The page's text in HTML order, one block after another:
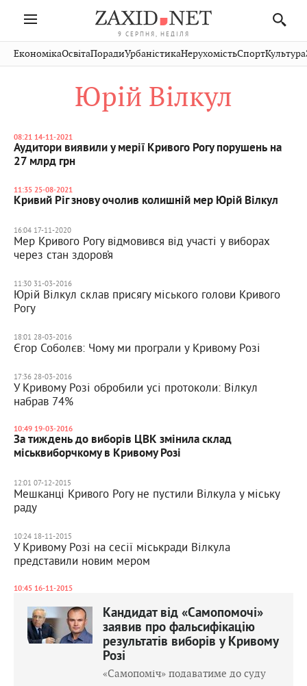
9 СЕРПНЯ, НЕДІЛЯ
Івано-
Франківськ
Волинь
Рівне
Чернівці
Стрий
Хмельницький
Публікації
Авто СловкоКультура
Кіно Дім Спорт
ЕкономікаОсвітаПорадиУрбаністикаНерухомістьСпортКультура
Юрій Вілкул
08:21 14-11-2021
Аудитори виявили у мерії Кривого Рогу порушень на
27 млрд грн
11:35 25-08-2021
Кривий Ріг знову очолив колишній мер Юрій Вілкул
16:04 17-11-2020
Мер Кривого Рогу відмовився від участі у виборах
через стан здоров’я
11:30 31-03-2016
Юрій Вілкул склав присягу міського голови Кривого
Рогу
18:01 28-03-2016
Єгор Соболєв: Чому ми програли у Кривому Розі
17:36 28-03-2016
У Кривому Розі обробили усі протоколи: Вілкул
набрав 74%
10:49 19-03-2016
За тиждень до виборів ЦВК змінила склад
міськвиборчкому в Кривому Розі
12:01 07-12-2015
Мешканці Кривого Рогу не пустили Вілкула у міську
раду
10:24 18-11-2015
У Кривому Розі на сесії міськради Вілкула
представили новим мером
10:45 16-11-2015
Кандидат від «Самопомочі»
заявив про фальсифікацію
результатів виборів у Кривому
Розі
«Самопоміч» подаватиме до суду